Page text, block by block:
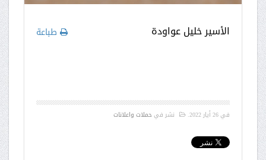
طباعة الأسير خليل عواودة
في26 أيار 2022 . نشر في حملات واعلانات